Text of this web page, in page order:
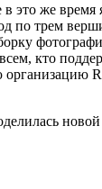
это же время
по трем
кто
организацию